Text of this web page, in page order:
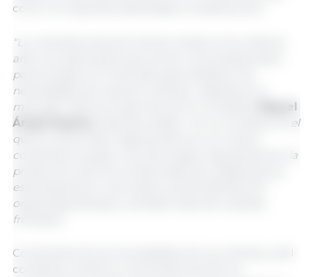
como con aquellas destinadas a la distribución.
“La creciente evolución de las ventas en los ú
a
posicionada en el mercado para satisfacer las
necesidades de nuestros clientes y abastecer el
mercado”
Miguel
Á
en un contexto en el
que el consumidor elige productos con menor
contenido en grasa, nos hace seguir apostando por la
producción de lomo embuchado de calidad que ya
está
organizada del paí
fronteras”.
Conscientes de las necesidades de sus clientes y del
constante cambio en las tendencias de los